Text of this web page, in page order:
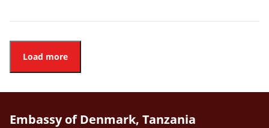
Load more
Embassy of Denmark, Tanzania